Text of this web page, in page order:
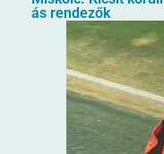
ás rendezők